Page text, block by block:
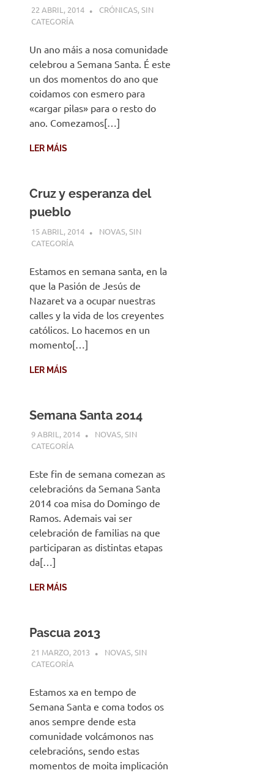
22 ABRIL, 2014 DESARROLLO
CRÓNICAS,SIN
CATEGORÍA
Un ano máis a nosa comunidade
celebrou a Semana Santa. É este
un dos momentos do ano que
coidamos con esmero para
«cargar pilas» para o resto do
ano. Comezamos[…]
LER MÁIS
Cruz y esperanza del
pueblo
15 ABRIL, 2014 DESARROLLO
NOVAS,SIN
CATEGORÍA
Estamos en semana santa, en la
que la Pasión de Jesús de
Nazaret va a ocupar nuestras
calles y la vida de los creyentes
católicos. Lo hacemos en un
momento[…]
LER MÁIS
Semana Santa 2014
9 ABRIL, 2014 DESARROLLO
NOVAS,SIN
CATEGORÍA
Este fin de semana comezan as
celebracións da Semana Santa
2014 coa misa do Domingo de
Ramos. Ademais vai ser
celebración de familias na que
participaran as distintas etapas
da[…]
LER MÁIS
Pascua 2013
21 MARZO, 2013 DESARROLLO
NOVAS,SIN
CATEGORÍA
Estamos xa en tempo de
Semana Santa e coma todos os
anos sempre dende esta
comunidade volcámonos nas
celebracións, sendo estas
momentos de moita implicación